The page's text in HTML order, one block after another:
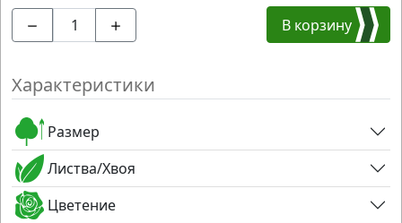
В корзину
Характеристики
Размер
Листва/Хвоя
Цветение